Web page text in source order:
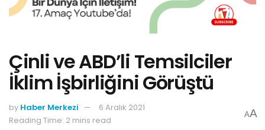
Çinli ve ABD’li Temsilciler
İklim İşbirliğini Görüştü
by Haber Merkezi
6 Aralık 2021
Reading Time: 2 mins read
AA